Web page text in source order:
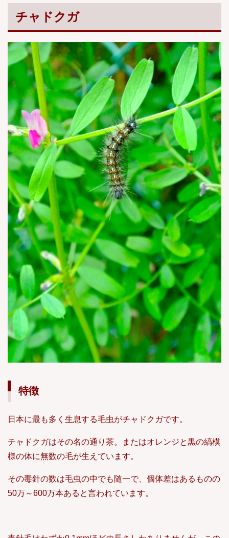
チャドクガ
特徴
日本に最も多く生息する毛虫がチャドクガです。
チャドクガはその名の通り茶。またはオレンジと黒の縞模
様の体に無数の毛が生えています。
その毒針の数は毛虫の中でも随一で、個体差はあるものの
50万～600万本あると言われています。